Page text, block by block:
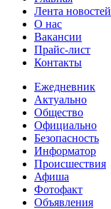
Лента новостей
О нас
Вакансии
Прайс-лист
Контакты
Ежедневник
Актуально
Общество
Официально
Безопасность
Информатор
Происшествия
Афиша
Фотофакт
Объявления